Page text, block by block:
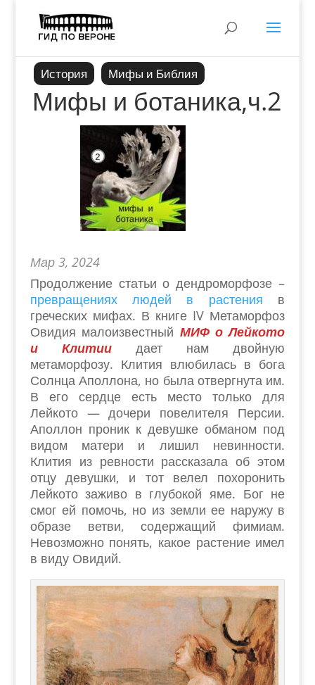
История Мифы и Библия
Мифы и ботаника,ч.2
Мар 3, 2024
Продолжение статьи о дендроморфозе –
превращениях людей в растения в
греческих мифах. В книге IV Метаморфоз
Овидия малоизвестный МИФ о Лейкото
и Клитиидает нам двойную
метаморфозу. Клития влюбилась в бога
Солнца Аполлона, но была отвергнута им.
В его сердце есть место только для
Лейкото — дочери повелителя Персии.
Аполлон проник к девушке обманом под
видом матери и лишил невинности.
Клития из ревности рассказала об этом
отцу девушки, и тот велел похоронить
Лейкото заживо в глубокой яме. Бог не
смог ей помочь, но из земли ее наружу в
образе ветви, содержащий фимиам.
Невозможно понять, какое растение имел
в виду Овидий.